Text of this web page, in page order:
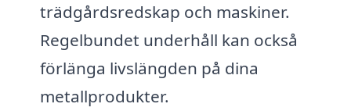
trädgårdsredskap och maskiner.
Regelbundet underhåll kan också
förlänga livslängden på dina
metallprodukter.